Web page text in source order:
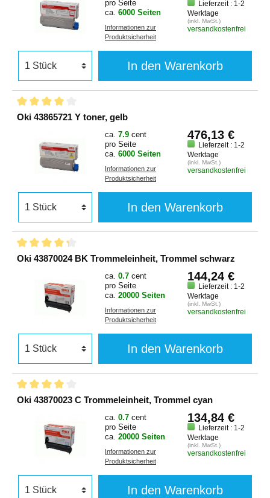
pro Seite
ca. 6000 Seiten
Informationen zur
Produktsicherheit
Lieferzeit : 1-2
Werktage
(inkl. MwSt.)
versandkostenfrei
In den Warenkorb
Oki 43865721 Y toner, gelb
ca. 7.9 cent
pro Seite
ca. 6000 Seiten
Informationen zur
Produktsicherheit
476,13 €
Lieferzeit : 1-2
Werktage
(inkl. MwSt.)
versandkostenfrei
In den Warenkorb
Oki 43870024 BK Trommeleinheit, Trommel schwarz
ca. 0.7 cent
pro Seite
ca. 20000 Seiten
Informationen zur
Produktsicherheit
144,24 €
Lieferzeit : 1-2
Werktage
(inkl. MwSt.)
versandkostenfrei
In den Warenkorb
Oki 43870023 C Trommeleinheit, Trommel cyan
ca. 0.7 cent
pro Seite
ca. 20000 Seiten
Informationen zur
Produktsicherheit
134,84 €
Lieferzeit : 1-2
Werktage
(inkl. MwSt.)
versandkostenfrei
In den Warenkorb